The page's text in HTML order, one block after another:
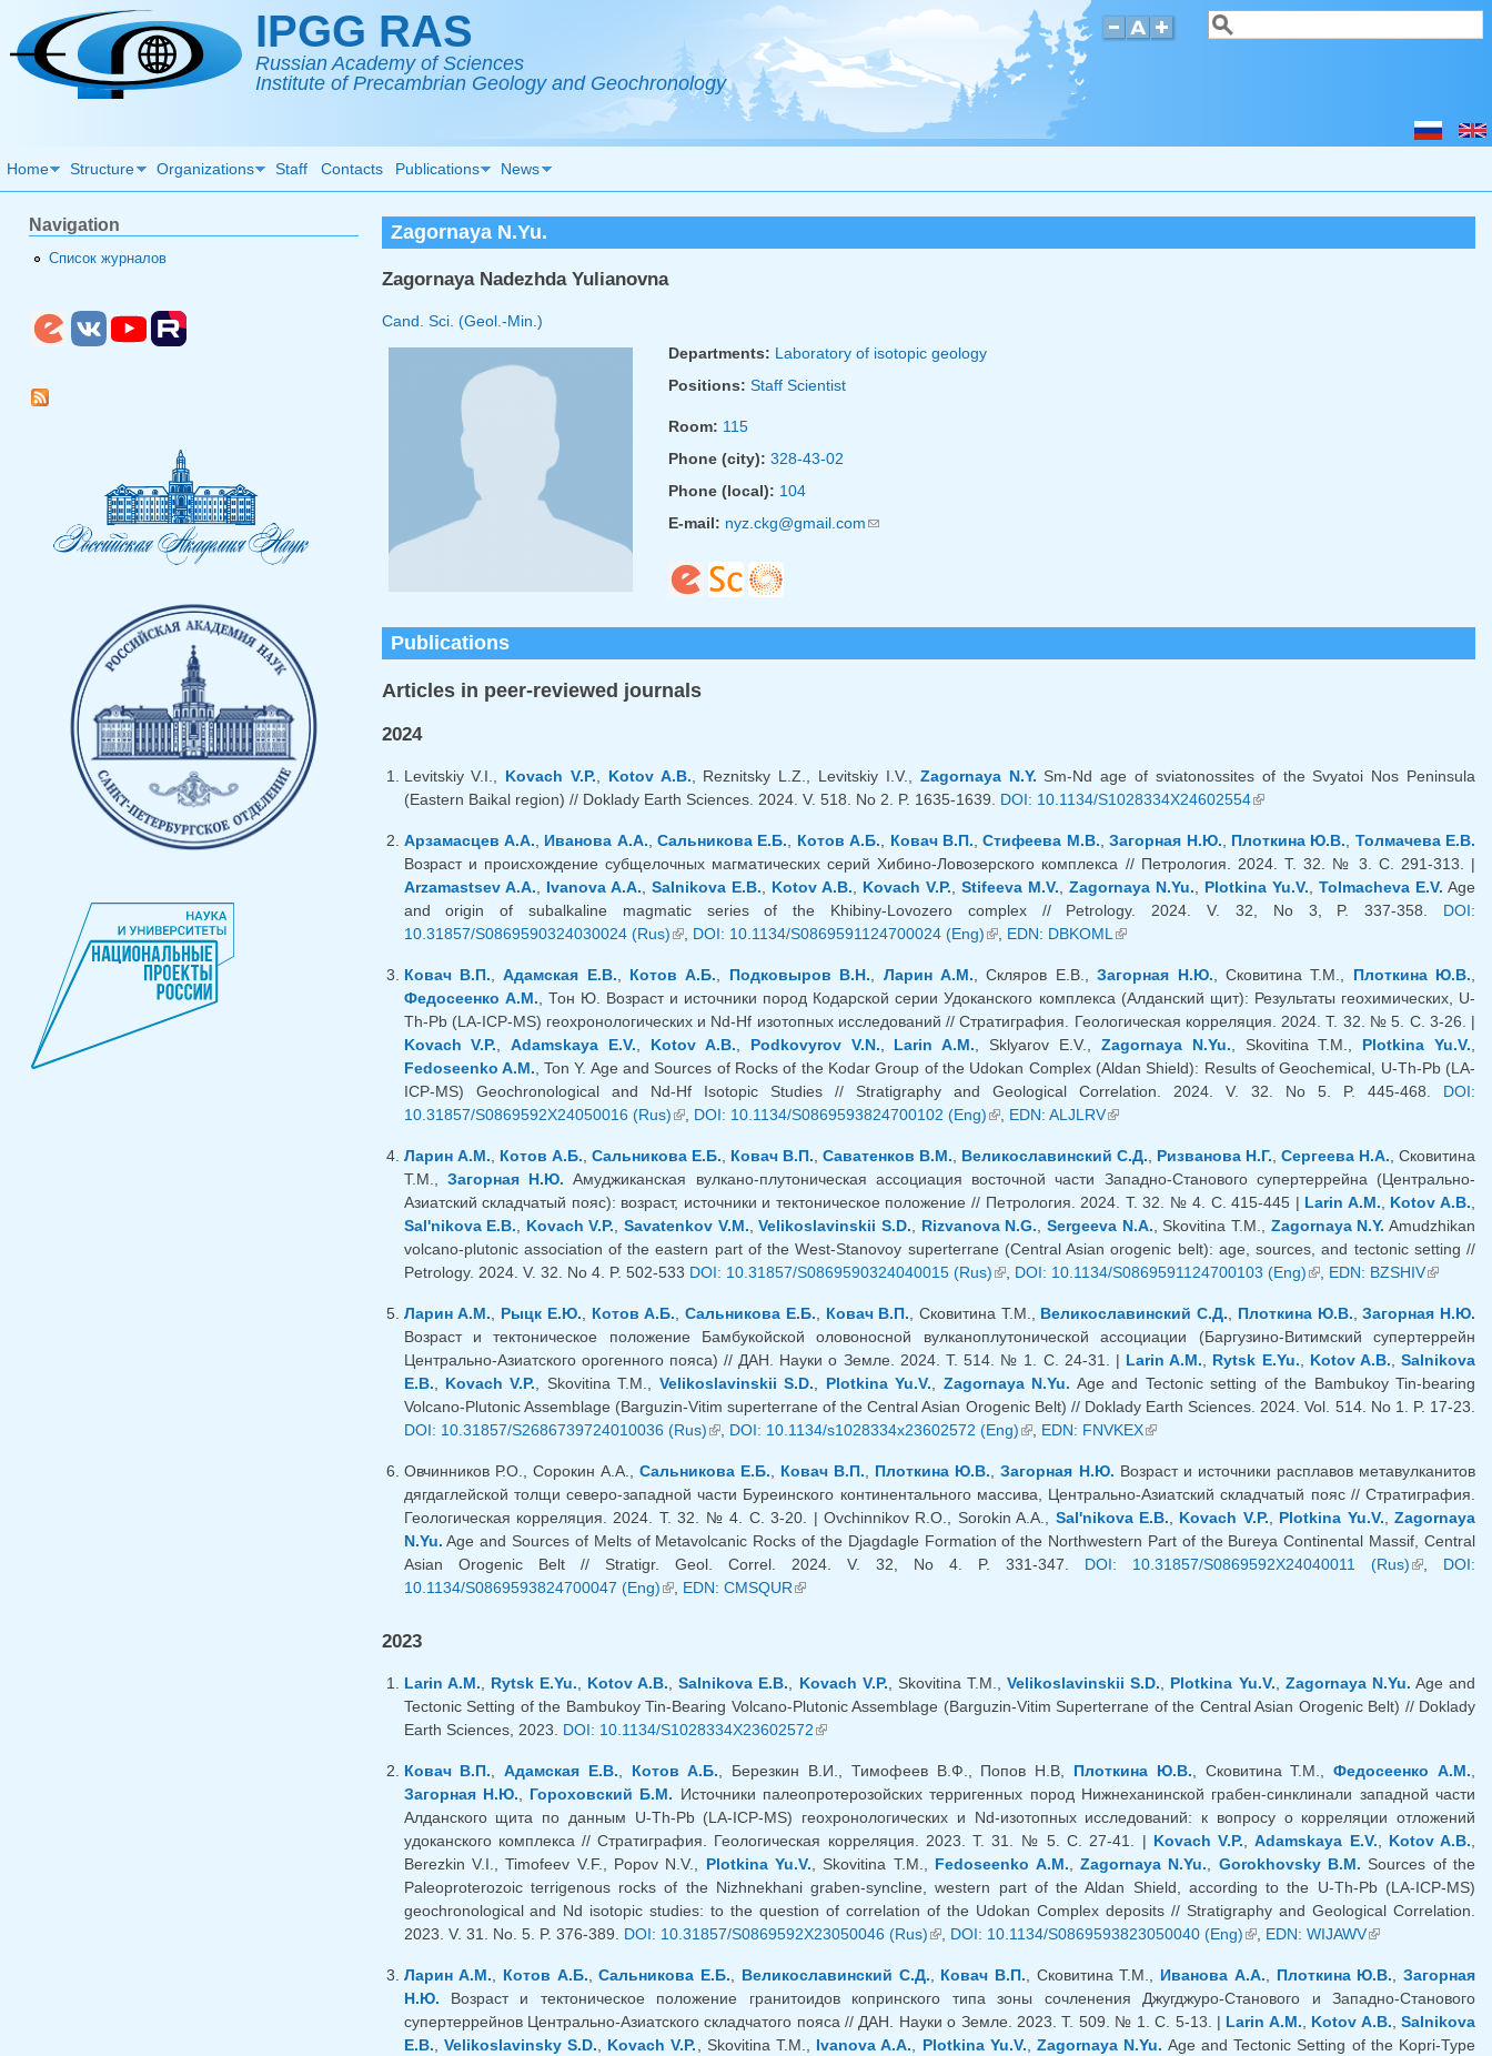
Skip to main content IPGG RAS
Russian Academy of Sciences
Institute of Precambrian Geology and Geochronology
Search form
Search
Home Structure Organizations Staff Contacts Publications News
Zagornaya N.Yu.
Zagornaya Nadezhda Yulianovna
Cand. Sci. (Geol.-Min.)
Departments: Laboratory of isotopic geology
Positions: Staff Scientist
Room: 115
Phone (city): 328-43-02
Phone (local): 104
E-mail: nyz.ckg@gmail.com(link sends e-mail)
Publications
Articles in peer-reviewed journals
2024
Levitskiy V.I., Kovach V.P. Kotov A.B. , Reznitsky L.Z., Levitskiy I.V., Zagornaya N.Y. Sm-Nd age of sviatonossites of the Svyatoi Nos Peninsula
(Eastern Baikal region) // Doklady Earth Sciences. 2024. V. 518. No 2. P. 1635-1639. DOI: 10.1134/S1028334X24602554(link is external)
Арзамасцев А.А. Иванова А.А. ,Сальникова Е.Б. Котов А.Б. Ковач В.П. ,Стифеева М.В. ,Загорная Н.Ю. Плоткина Ю.В.
Толмачева Е.В.
Возраст и происхождение субщелочных магматических серий Хибино-Ловозерского комплекса // Петрология. 2024. Т. 32. № 3. С. 291-313. |
Arzamastsev A.A.
Ivanova A.A. Salnikova E.B. Kotov A.B. Kovach V.P. Stifeeva M.V. Zagornaya N.Yu. Plotkina Yu.V. Tolmacheva E.V. Age
and origin of subalkaline magmatic series of the Khibiny-Lovozero complex // Petrology. 2024. V. 32, No 3, P. 337-358. DOI:
10.31857/S0869590324030024 (Rus)(link is external)
, DOI: 10.1134/S0869591124700024 (Eng)(link is external)
, EDN: DBKOML (link is external)
Ковач В.П. ,Адамская Е.В. Котов А.Б. Подковыров В.Н. Ларин А.М. , Скляров Е.В.,Загорная Н.Ю. , Сковитина Т.М., Плоткина Ю.В.
Федосеенко А.М. , Тон Ю. Возраст и источники пород Кодарской серии Удоканского комплекса (Алданский щит): Результаты геохимических, U-
Th-Pb (LA-ICP-MS) геохронологических и Nd-Hf изотопных исследований // Стратиграфия. Геологическая корреляция. 2024. Т. 32. № 5. С. 3-26. |
Kovach V.P. ,Adamskaya E.V. Kotov A.B. Podkovyrov V.N. Larin A.M. , Sklyarov E.V., Zagornaya N.Yu. , Skovitina T.M., Plotkina Yu.V.
Fedoseenko A.M. , Ton Y. Age and Sources of Rocks of the Kodar Group of the Udokan Complex (Aldan Shield): Results of Geochemical, U-Th-Pb (LA-
ICP-MS) Geochronological and Nd-Hf Isotopic Studies // Stratigraphy and Geological Correlation. 2024. V. 32. No 5. P. 445-468. DOI:
10.31857/S0869592X24050016 (Rus)(link is external)
, DOI: 10.1134/S0869593824700102 (Eng)(link is external)
, EDN: ALJLRV(link is external)
Ларин А.М. Котов А.Б. Сальникова Е.Б. Ковач В.П. Саватенков В.М. Великославинский С.Д. Ризванова Н.Г. Сергеева Н.А. , Сковитина
Т.М., Загорная Н.Ю. Амуджиканская вулкано-плутоническая ассоциация восточной части Западно-Станового супертеррейна (Центрально-
Азиатский складчатый пояс): возраст, источники и тектоническое положение // Петрология. 2024. Т. 32. № 4. С. 415-445 | Larin A.M. Kotov A.B.
Sal'nikova E.B.
Kovach V.P. ,Savatenkov V.M. ,Velikoslavinskii S.D. Rizvanova N.G. ,Sergeeva N.A. , Skovitina T.M., Zagornaya N.Y. Amudzhikan
volcano-plutonic association of the eastern part of the West-Stanovoy superterrane (Central Asian orogenic belt): age, sources, and tectonic setting //
Petrology. 2024. V. 32. No 4. P. 502-533 DOI: 10.31857/S0869590324040015 (Rus)(link is external)
, DOI: 10.1134/S0869591124700103 (Eng)(link is external)
, EDN: BZSHIV(link is
Ларин А.М.
Рыцк Е.Ю. Котов А.Б. Сальникова Е.Б. Ковач В.П. , Сковитина Т.М., Великославинский С.Д. Плоткина Ю.В. ,Загорная Н.Ю.
Возраст и тектоническое положение Бамбукойской оловоносной вулканоплутонической ассоциации (Баргузино-Витимский супертеррейн
Центрально-Азиатского орогенного пояса) // ДАН. Науки о Земле. 2024. Т. 514. № 1. С. 24-31. | Larin A.M. Rytsk E.Yu. Kotov A.B. ,Salnikova
E.B.
Kovach V.P. , Skovitina T.M., Velikoslavinskii S.D. Plotkina Yu.V. Zagornaya N.Yu. Age and Tectonic setting of the Bambukoy Tin-bearing
Volcano-Plutonic Assemblage (Barguzin-Vitim superterrane of the Central Asian Orogenic Belt) // Doklady Earth Sciences. 2024. Vol. 514. No 1. P. 17-23.
DOI: 10.31857/S2686739724010036 (Rus)(link is external)
, DOI: 10.1134/s1028334x23602572 (Eng)(link is external)
, EDN: FNVKEX(link is external)
Овчинников Р.О., Сорокин А.А., Сальникова Е.Б. Ковач В.П. Плоткина Ю.В. ,Загорная Н.Ю. Возраст и источники расплавов метавулканитов
дягдаглейской толщи северо-западной части Буреинского континентального массива, Центрально-Азиатский складчатый пояс // Стратиграфия.
Геологическая корреляция. 2024. Т. 32. № 4. C. 3-20. | Ovchinnikov R.O., Sorokin A.A., Sal'nikova E.B. Kovach V.P. Plotkina Yu.V. ,Zagornaya
N.Yu. Age and Sources of Melts of Metavolcanic Rocks of the Djagdagle Formation of the Northwestern Part of the Bureya Continental Massif, Central
Asian Orogenic Belt // Stratigr. Geol. Correl. 2024. V. 32, No 4. P. 331-347. DOI: 10.31857/S0869592X24040011 (Rus)(link is
, DOI:
10.1134/S0869593824700047 (Eng)(link is external)
, EDN: CMSQUR(link is external)
2023
Larin A.M. Rytsk E.Yu. Kotov A.B. ,Salnikova E.B. Kovach V.P. , Skovitina T.M.,Velikoslavinskii S.D. Plotkina Yu.V. Zagornaya N.Yu. Age and
Tectonic Setting of the Bambukoy Tin-Bearing Volcano-Plutonic Assemblage (Barguzin-Vitim Superterrane of the Central Asian Orogenic Belt) // Doklady
Earth Sciences, 2023. DOI: 10.1134/S1028334X23602572(link is external)
Ковач В.П. ,Адамская Е.В. Котов А.Б. , Березкин В.И., Тимофеев В.Ф., Попов Н.В, Плоткина Ю.В. , Сковитина Т.М.,Федосеенко А.М.
Загорная Н.Ю.
Гороховский Б.М. Источники палеопротерозойских терригенных пород Нижнеханинской грабен-синклинали западной части
Алданского щита по данным U-Th-Pb (LA-ICP-MS) геохронологических и Nd-изотопных исследований: к вопросу о корреляции отложений
удоканского комплекса // Стратиграфия. Геологическая корреляция. 2023. Т. 31. № 5. С. 27-41. | Kovach V.P. ,Adamskaya E.V. Kotov A.B.
Berezkin V.I., Timofeev V.F., Popov N.V., Plotkina Yu.V. , Skovitina T.M., Fedoseenko A.M. Zagornaya N.Yu. Gorokhovsky B.M. Sources of the
Paleoproterozoic terrigenous rocks of the Nizhnekhani graben-syncline, western part of the Aldan Shield, according to the U-Th-Pb (LA-ICP-MS)
geochronological and Nd isotopic studies: to the question of correlation of the Udokan Complex deposits // Stratigraphy and Geological Correlation.
2023. V. 31. No. 5. P. 376-389. DOI: 10.31857/S0869592X23050046 (Rus)(link is external)
, DOI: 10.1134/S0869593823050040 (Eng)(link is external)
, EDN: WIJAWV(link is
Ларин А.М.
Котов А.Б. ,Сальникова Е.Б. Великославинский С.Д. Ковач В.П. , Сковитина Т.М., Иванова А.А. Плоткина Ю.В.
Загорная
Н.Ю. Возраст и тектоническое положение гранитоидов копринского типа зоны сочленения Джугджуро-Станового и Западно-Станового
супертеррейнов Центрально-Азиатского складчатого пояса // ДАН. Науки о Земле. 2023. Т. 509. № 1. С. 5-13. | Larin A.M. Kotov A.B. ,Salnikova
E.B.
Velikoslavinsky S.D. Kovach V.P. , Skovitina T.M., Ivanova A.A. Plotkina Yu.V. ,Zagornaya N.Yu. Age and Tectonic Setting of the Kopri-Type
Navigation
Список журналов